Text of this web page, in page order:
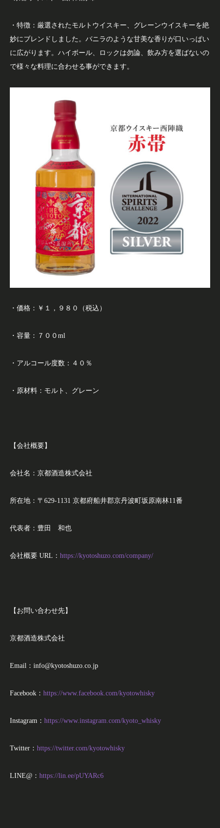
・特徴：厳選されたモルトウイスキー、グレーンウイスキーを絶
妙にブレンドしました。バニラのような甘美な香りが口いっぱい
に広がります。ハイボール、ロックは勿論、飲み方を選ばないの
で様々な料理に合わせる事ができます。
・価格：￥１，９８０（税込）
・容量：７００ml
・アルコール度数：４０％
・原材料：モルト、グレーン
【会社概要】
会社名：京都酒造株式会社
所在地：〒629-1131 京都府船井郡京丹波町坂原南林11番
代表者：豊田 和也
会社概要 URL： https://kyotoshuzo.com/company/
【お問い合わせ先】
京都酒造株式会社
Email：info@kyotoshuzo.co.jp
Facebook： https://www.facebook.com/kyotowhisky
Instagram： https://www.instagram.com/kyoto_whisky
Twitter： https://twitter.com/kyotowhisky
LINE@： https://lin.ee/pUYARc6